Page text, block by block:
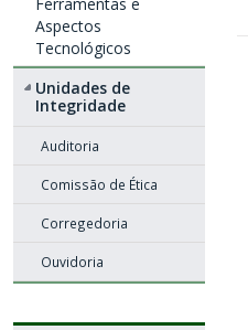
Aspectos
Tecnológicos
Unidades de
Integridade
Auditoria
Comissão de Ética
Corregedoria
Ouvidoria